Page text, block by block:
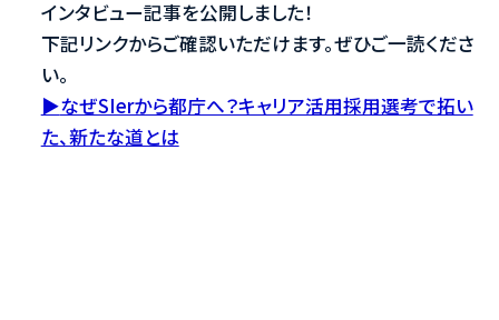
インタビュー記事を公開しました！
下記リンクからご確認いただけます。ぜひご一読くださ
い。
▶なぜSIerから都庁へ？キャリア活用採用選考で拓い
た、新たな道とは